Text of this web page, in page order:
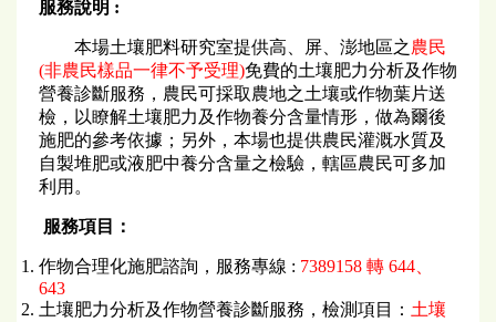
服務說明 :
本場土壤肥料研究室提供高、屏、澎地區之農民
(非農民樣品一律不予受理)免費的土壤肥力分析及作物
營養診斷服務，農民可採取農地之土壤或作物葉片送
檢，以瞭解土壤肥力及作物養分含量情形，做為爾後
施肥的參考依據；另外，本場也提供農民灌溉水質及
自製堆肥或液肥中養分含量之檢驗，轄區農民可多加
利用。
服務項目：
作物合理化施肥諮詢，服務專線 : 7389158 轉 644、
643
土壤肥力分析及作物營養診斷服務，檢測項目： 土壤